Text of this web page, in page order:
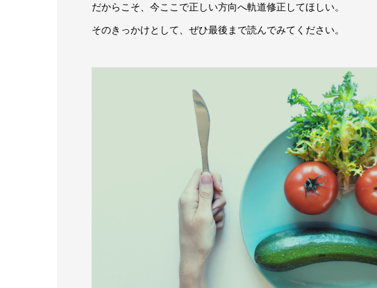
だからこそ、今ここで正しい方向へ軌道修正してほしい。
そのきっかけとして、ぜひ最後まで読んでみてください。